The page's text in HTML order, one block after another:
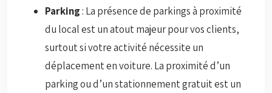
Parking: La présence de parkings à proximité
du local est un atout majeur pour vos clients,
surtout si votre activité nécessite un
déplacement en voiture. La proximité d’un
parking ou d’un stationnement gratuit est un